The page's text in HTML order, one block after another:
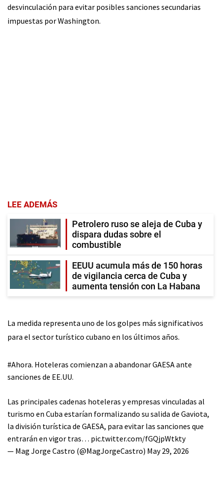
desvinculación para evitar posibles sanciones secundarias
impuestas por Washington.
LEE ADEMÁS
Petrolero ruso se aleja de Cuba y
dispara dudas sobre el
combustible
EEUU acumula más de 150 horas
de vigilancia cerca de Cuba y
aumenta tensión con La Habana
La medida representa uno de los golpes más significativos
para el sector turístico cubano en los últimos años.
#Ahora. Hoteleras comienzan a abandonar GAESA ante
sanciones de EE.UU.
Las principales cadenas hoteleras y empresas vinculadas al
turismo en Cuba estarían formalizando su salida de Gaviota,
la división turística de GAESA, para evitar las sanciones que
entrarán en vigor tras… pic.twitter.com/fGQjpWtkty
— Mag Jorge Castro (@MagJorgeCastro) May 29, 2026